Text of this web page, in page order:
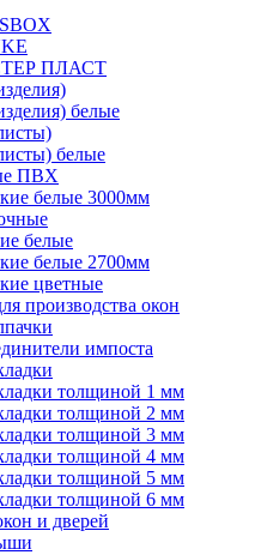
ПЛАСТ
белые
белые
ПВХ
белые 3000мм
белые
белые 2700мм
цветные
производства окон
импоста
толщиной 1 мм
толщиной 2 мм
толщиной 3 мм
толщиной 4 мм
толщиной 5 мм
толщиной 6 мм
и дверей